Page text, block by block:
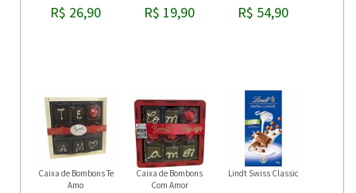
R$ 26,90 R$ 19,90 R$ 54,90
Caixa de Bombons Te
Amo
Caixa de Bombons
Com Amor
Lindt Swiss Classic